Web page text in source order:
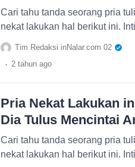
Cari tahu tanda seorang pria
nekat lakukan hal berikut ini.
Tim Redaksi inNalar.com 02
. 2 tahun ago
Pria Nekat Lakukan
Dia Tulus Mencintai
Cari tahu tanda seorang pria
nekat lakukan hal berikut ini.